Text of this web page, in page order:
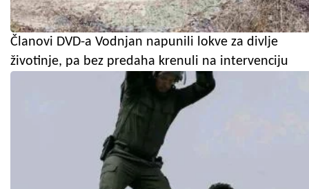
Članovi DVD-a Vodnjan napunili lokve za divlje
životinje, pa bez predaha krenuli na intervenciju